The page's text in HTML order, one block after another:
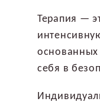
Терапия —
себя в